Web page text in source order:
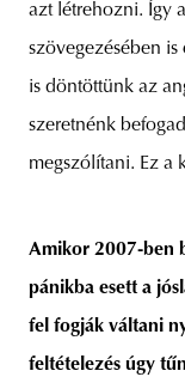
azt létrehozni. Így
szövegezésében
is döntöttünk az
szeretnénk
megszólítani. Ez a
Amikor 2007-ben
pánikba esett a
fel fogják váltani
feltételezés úgy